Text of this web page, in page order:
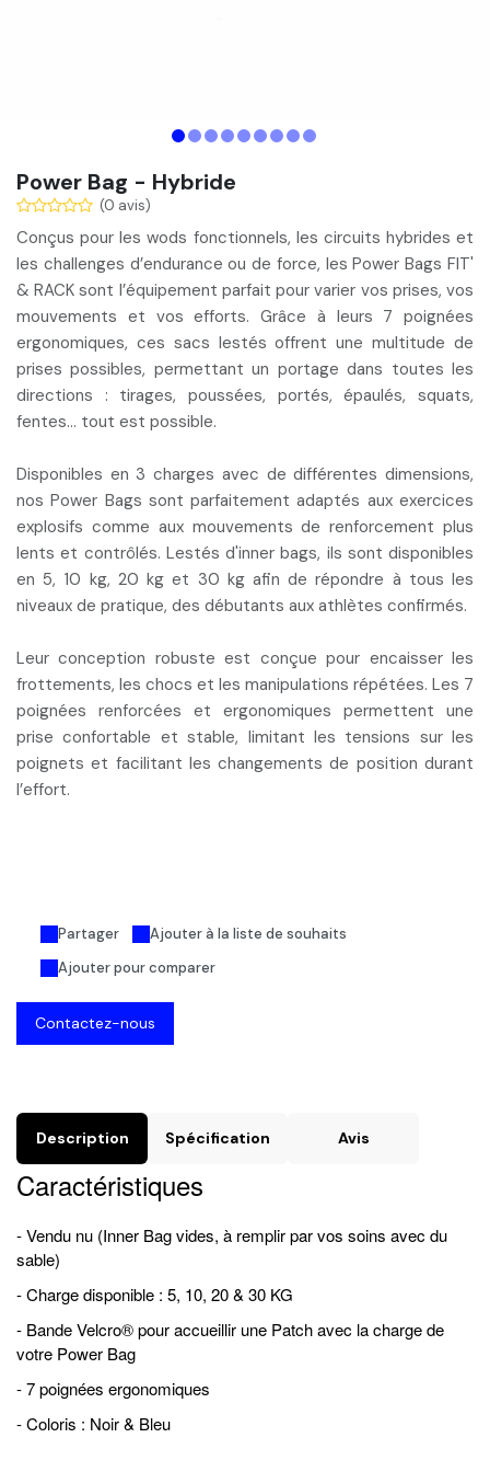
Power Bag - Hybride
(0 avis)
Conçus pour leswods fonctionnels, les circuits hybrides et
les challenges d’endurance ou de force, les Power Bags FIT'
& RACK sont l’équipement parfait pour varier vos prises, vos
mouvements et vos efforts. Grâce à leurs 7 poignées
ergonomiques, ces sacs lestés offrent unemultitude de
prises possibles, permettant un portage dans toutes les
directions : tirages, poussées, portés, épaulés, squats,
fentes… tout est possible.
Disponibles en 3 charges avec de différentes dimensions,
nos Power Bags sont parfaitement adaptés aux exercices
explosifs comme aux mouvements de renforcement plus
lents et contrôlés. Lestés d'inner bags, ils sont disponibles
en 5, 10 kg, 20 kg et 30 kg afin de répondre à tous les
niveaux de pratique, des débutants aux athlètes confirmés.
Leur conception robuste est conçue pour encaisser les
frottements, les chocs et les manipulations répétées. Les 7
poignées renforcées et ergonomiques permettent une
prise confortable et stable, limitant les tensions sur les
poignets et facilitant les changements de position durant
l’effort.
Ajouter pour comparer
Partager Ajouter à la liste de souhaits
Contactez-nous
Description Spécification Avis
Caractéristiques
- Vendu nu (Inner Bag vides, à remplir par vos soins avec du
sable)
- Charge disponible : 5, 10, 20 & 30 KG
- Bande Velcro® pour accueillir une Patch avec la charge de
votre Power Bag
- 7 poignées ergonomiques
- Coloris : Noir & Bleu